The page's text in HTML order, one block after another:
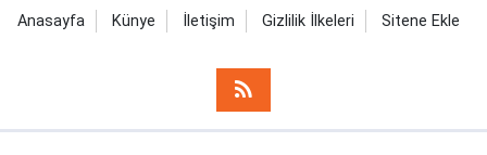
Anasayfa Künye İletişim Gizlilik İlkeleri Sitene Ekle